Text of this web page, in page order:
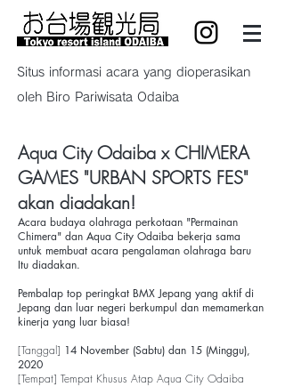
Situs informasi acara yang dioperasikan
oleh Biro Pariwisata Odaiba
Aqua City Odaiba x CHIMERA
GAMES "URBAN SPORTS FES"
akan diadakan!
Acara budaya olahraga perkotaan "Permainan
Chimera" dan Aqua City Odaiba bekerja sama
untuk membuat acara pengalaman olahraga baru
Itu diadakan.
Pembalap top peringkat BMX Jepang yang aktif di
Jepang dan luar negeri berkumpul dan memamerkan
kinerja yang luar biasa!
[Tanggal] 14 November (Sabtu) dan 15 (Minggu),
2020
[Tempat] Tempat Khusus Atap Aqua City Odaiba